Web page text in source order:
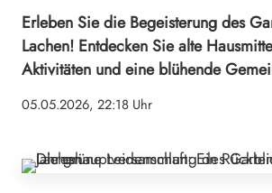
Erleben Sie die Begeisterung des
Lachen! Entdecken Sie alte
Aktivitäten und eine blühende
05.05.2026, 22:18 Uhr